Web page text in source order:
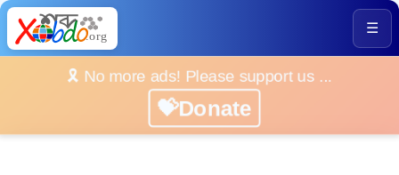
☰
🎗️ No more ads! Please support us ...
💝Donate